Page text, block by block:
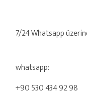
7/24 Whatsapp
whatsapp:
+90 530 434 92 98